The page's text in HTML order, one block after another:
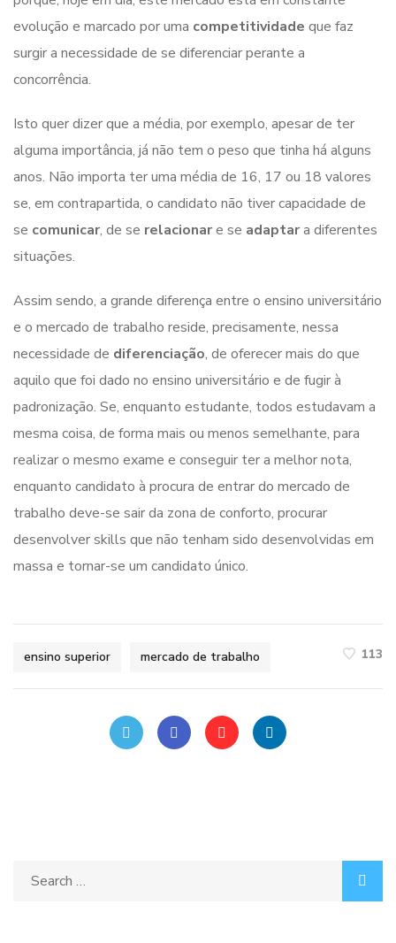
evolução e marcado por uma competitividade que faz
surgir a necessidade de se diferenciar perante a
concorrência.
Isto quer dizer que a média, por exemplo, apesar de ter
alguma importância, já não tem o peso que tinha há alguns
anos. Não importa ter uma média de 16, 17 ou 18 valores
se, em contrapartida, o candidato não tiver capacidade de
se comunicar, de se relacionare se adaptara diferentes
situações.
Assim sendo, a grande diferença entre o ensino universitário
e o mercado de trabalho reside, precisamente, nessa
necessidade de diferenciação, de oferecer mais do que
aquilo que foi dado no ensino universitário e de fugir à
padronização. Se, enquanto estudante, todos estudavam a
mesma coisa, de forma mais ou menos semelhante, para
realizar o mesmo exame e conseguir ter a melhor nota,
enquanto candidato à procura de entrar do mercado de
trabalho deve-se sair da zona de conforto, procurar
desenvolver skills que não tenham sido desenvolvidas em
massa e tornar-se um candidato único.
ensino superior mercado de trabalho 113